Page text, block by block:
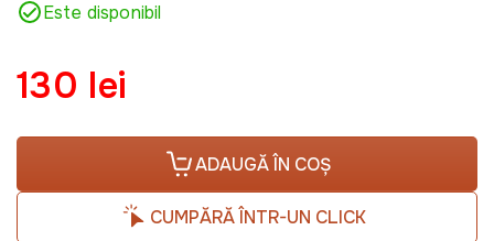
Este disponibil
130 lei
ADAUGĂ ÎN COȘ
CUMPĂRĂ ÎNTR-UN CLICK